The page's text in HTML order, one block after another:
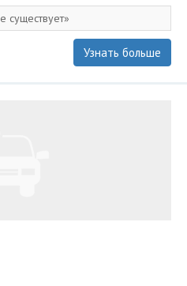
существует
Узнать больше